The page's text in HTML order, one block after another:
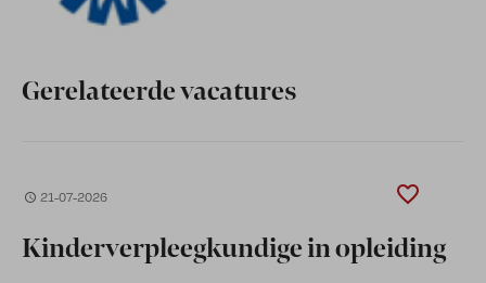
Gerelateerde vacatures
21-07-2026
Kinderverpleegkundige in opleiding